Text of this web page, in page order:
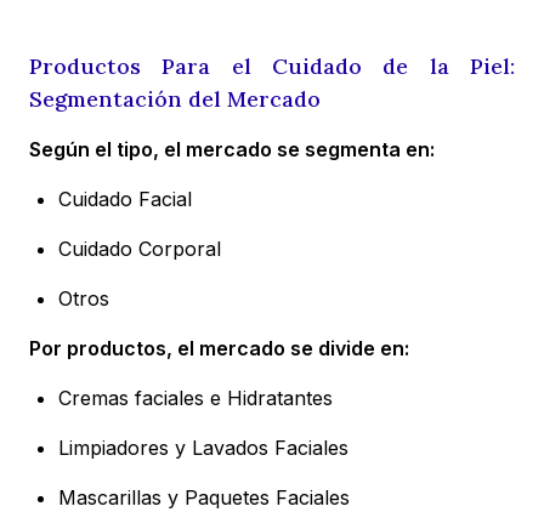
Productos Para el Cuidado de la Piel:
Segmentación del Mercado
Según el tipo, el mercado se segmenta en:
Cuidado Facial
Cuidado Corporal
Otros
Por productos, el mercado se divide en:
Cremas faciales e Hidratantes
Limpiadores y Lavados Faciales
Mascarillas y Paquetes Faciales